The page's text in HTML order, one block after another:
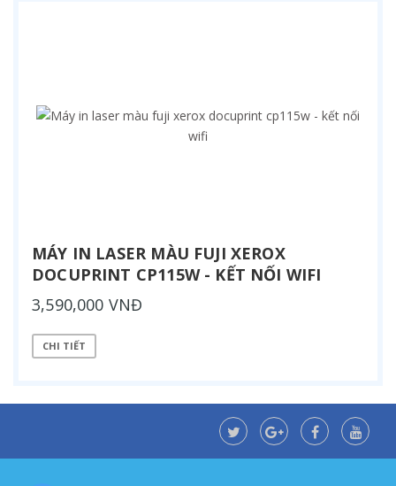
MÁY IN LASER MÀU FUJI XEROX
DOCUPRINT CP115W - KẾT NỐI WIFI
3,590,000 VNĐ
CHI TIẾT